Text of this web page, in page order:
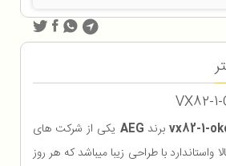
برند
یکی از شرکت های
واستاندارد با طراحی زیبا میباشد که هر روز